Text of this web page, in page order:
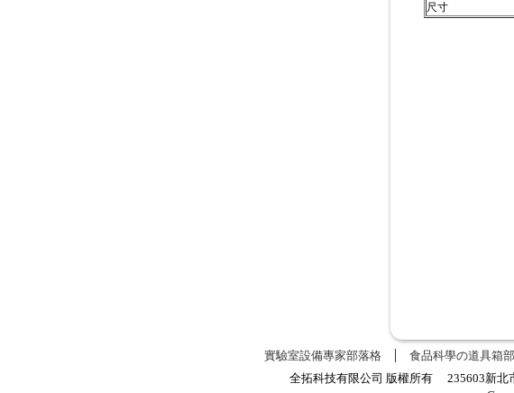
尺寸
實驗室設備專家部落格 食品科學の道具箱
全拓科技有限公司 版權所有 235603新